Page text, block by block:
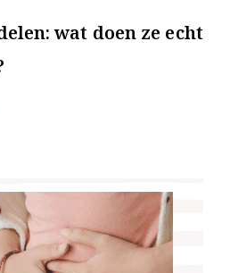
wat doen ze echt